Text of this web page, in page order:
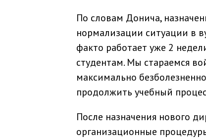
По словам Донича,
нормализации ситуации в
факто работает уже 2
студентам. Мы стараемся
максимально
продолжить учебный
После назначения нового
организационные